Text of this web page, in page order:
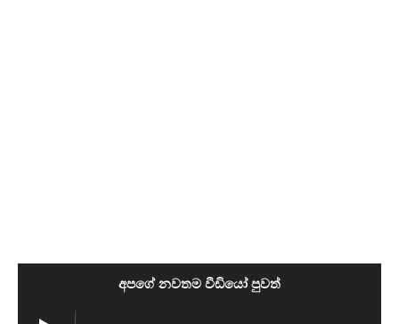
අපගේ නවතම වීඩියෝ පුවත්